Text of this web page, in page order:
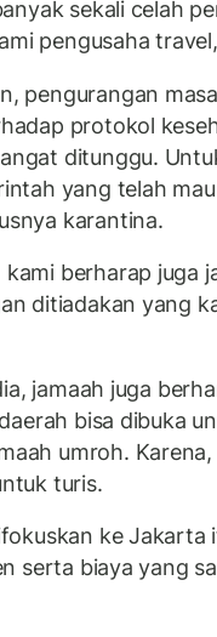
sekali celah
pengusaha
pengurangan
protokol
ditunggu.
yang telah
karantina.
kami berharap juga
ditiadakan yang
jamaah juga
bisa dibuka
umroh.
turis.
ke Jakarta
serta biaya yang